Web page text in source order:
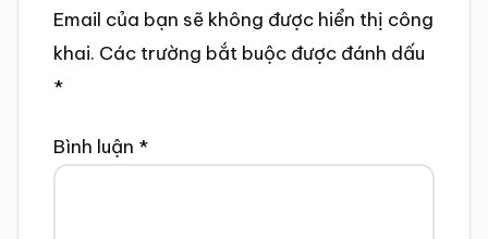
Email của bạn sẽ không được hiển thị công
khai. Các trường bắt buộc được đánh dấu
*
Bình luận *